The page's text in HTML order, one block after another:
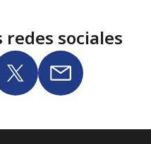
sociales